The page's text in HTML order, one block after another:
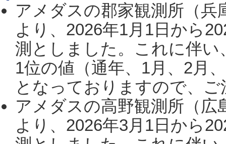
アメダスの郡家観測所（
より、2026年1月1日から
測としました。これに伴い
1位の値（通年、1月、2月
となっておりますので、
アメダスの高野観測所（
より、2026年3月1日から